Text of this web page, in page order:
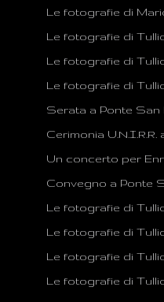
Le fotografie di
Le fotografie di
Le fotografie di
Le fotografie di
Serata a Ponte San
Cerimonia U.N.I.R.R.
Un concerto per
Convegno a Ponte
Le fotografie di
Le fotografie di
Le fotografie di
Le fotografie di